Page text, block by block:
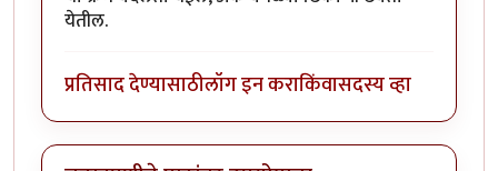
येतील.
प्रतिसाद देण्यासाठीलॉग इन कराकिंवासदस्य व्हा